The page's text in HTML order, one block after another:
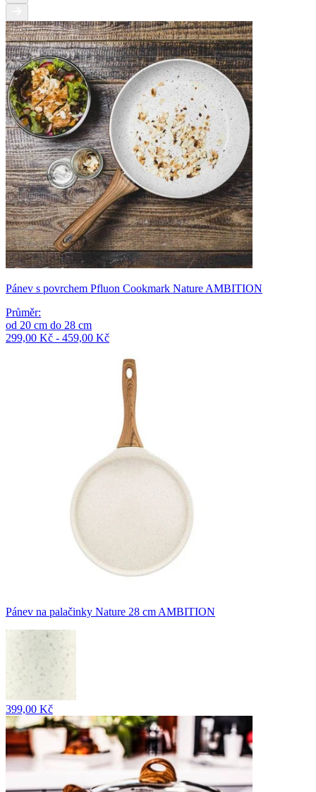
Pánev s povrchem Pfluon Cookmark Nature AMBITION
Průměr:
od 20 cm do 28 cm
299,00 Kč - 459,00 Kč
Pánev na palačinky Nature 28 cm AMBITION
399,00 Kč